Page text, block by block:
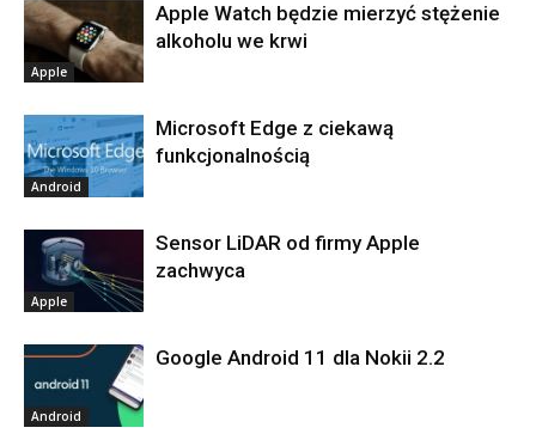
Apple
Apple Watch będzie mierzyć stężenie
alkoholu we krwi
Android
Microsoft Edge z ciekawą
funkcjonalnością
Apple
Sensor LiDAR od firmy Apple
zachwyca
Android
Google Android 11 dla Nokii 2.2